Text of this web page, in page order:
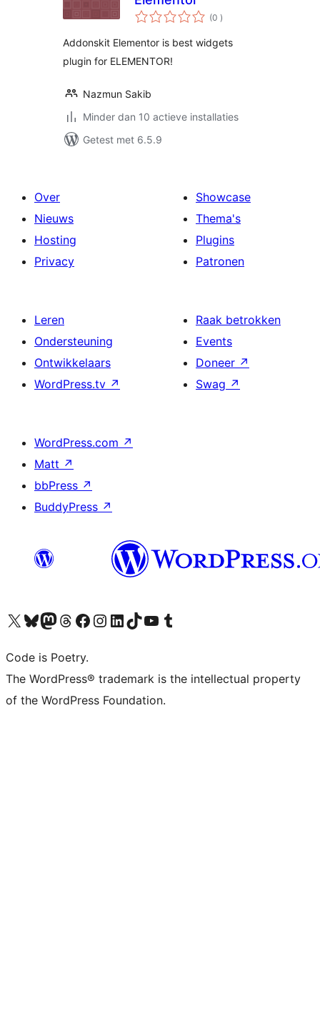
(0 aantal
beoordelingen
)
Addonskit Elementor is best widgets
plugin for ELEMENTOR!
Nazmun Sakib
Minder dan 10 actieve installaties
Getest met 6.5.9
Over
Nieuws
Hosting
Privacy
Showcase
Thema's
Plugins
Patronen
Leren
Ondersteuning
Ontwikkelaars
WordPress.tv ↗
Raak betrokken
Events
Doneer ↗
Swag ↗
WordPress.com ↗
Matt ↗
bbPress ↗
BuddyPress ↗
Bezoek ons X (voorheen Twitter) account
Bezoek onze Bluesky account
Bezoek ons Mastodon account
Bezoek onze Threads account
Onze Facebookpagina bezoeken
Bezoek onze Instagram account
Bezoek onze LinkedIn account
Bezoek onze TikTok account
Bezoek ons YouTube kanaalBezoek onze Tumblr account
Code is Poetry.
The WordPress® trademark is the intellectual property
of the WordPress Foundation.